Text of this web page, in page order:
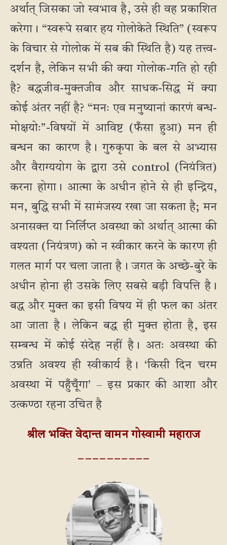
अर्थात् जिसका जो स्वभाव है, उसे ही वह प्रकाशित
करेगा। “स्वरूपे सबार हय गोलोकेते स्थिति” (स्वरूप
के विचार से गोलोक में सब की स्थिति है) यह तत्त्व-
दर्शन है, लेकिन सभी की क्या गोलोक-गति हो रही
है? बद्धजीव-मुक्तजीव और साधक-सिद्ध में क्या
कोई अंतर नहीं है? “मनः एव मनुष्यानां कारणं बन्ध-
मोक्षयोः”-विषयों में आविष्ट (फँसा हुआ) मन ही
बन्धन का कारण है। गुरुकृपा के बल से अभ्यास
और वैराग्ययोग के द्वारा उसे control (नियंत्रित)
करना होगा। आत्मा के अधीन होने से ही इन्द्रिय,
मन, बुद्धि सभी में सामंजस्य रखा जा सकता है; मन
अनासक्त या निर्लिप्त अवस्था को अर्थात् आत्मा की
वश्यता (नियंत्रण) को न स्वीकार करने के कारण ही
गलत मार्ग पर चला जाता है। जगत के अच्छे-बुरे के
अधीन होना ही उसके लिए सबसे बड़ी विपत्ति है।
बद्ध और मुक्त का इसी विषय में ही फल का अंतर
आ जाता है। लेकिन बद्ध ही मुक्त होता है, इस
सम्बन्ध में कोई संदेह नहीं है। अतः अवस्था की
उन्नति अवश्य ही स्वीकार्य है। ‘किसी दिन चरम
अवस्था में पहुँचूँगा’ – इस प्रकार की आशा और
उत्कण्ठा रहना उचित है
श्रील भक्ति वेदान्त वामन गोस्वामी महाराज